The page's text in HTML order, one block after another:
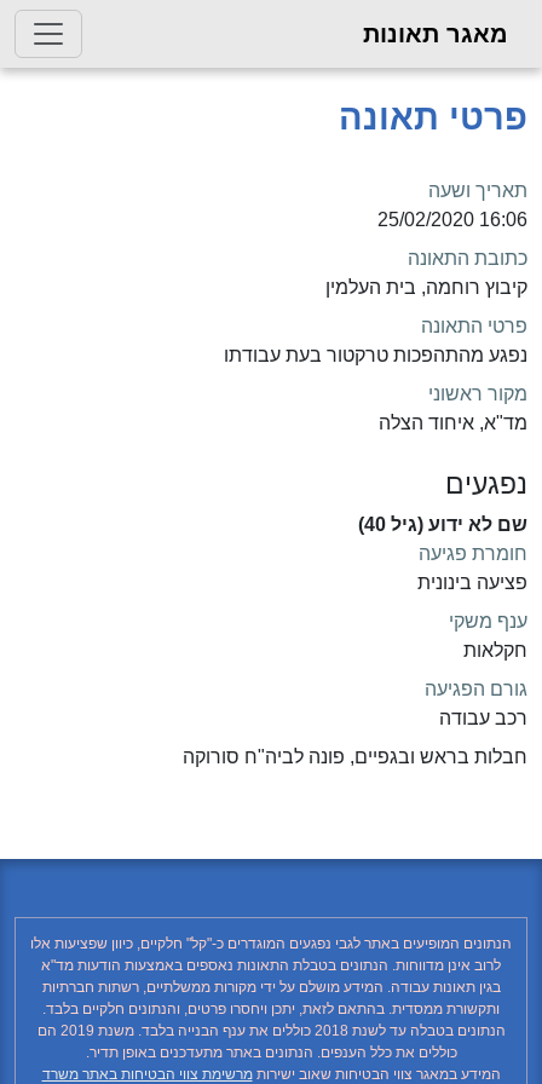
מאגר תאונות
פרטי תאונה
תאריך ושעה
16:06 25/02/2020
כתובת התאונה
קיבוץ רוחמה, בית העלמין
פרטי התאונה
נפגע מהתהפכות טרקטור בעת עבודתו
מקור ראשוני
מד"א, איחוד הצלה
נפגעים
שם לא ידוע (גיל 40)
חומרת פגיעה
פציעה בינונית
ענף משקי
חקלאות
גורם הפגיעה
רכב עבודה
חבלות בראש ובגפיים, פונה לביה"ח סורוקה
הנתונים המופיעים באתר לגבי נפגעים המוגדרים כ-"קל" חלקיים, כיוון שפציעות אלו
לרוב אינן מדווחות. הנתונים בטבלת התאונות נאספים באמצעות הודעות מד"א
בגין תאונות עבודה. המידע מושלם על ידי מקורות ממשלתיים, רשתות חברתיות
ותקשורת ממסדית. בהתאם לזאת, יתכן ויחסרו פרטים, והנתונים חלקיים בלבד.
הנתונים בטבלה עד לשנת 2018 כוללים את ענף הבנייה בלבד. משנת 2019 הם
כוללים את כלל הענפים. הנתונים באתר מתעדכנים באופן תדיר.
המידע במאגר צווי הבטיחות שאוב ישירותמרשימת צווי הבטיחות באתר משרד